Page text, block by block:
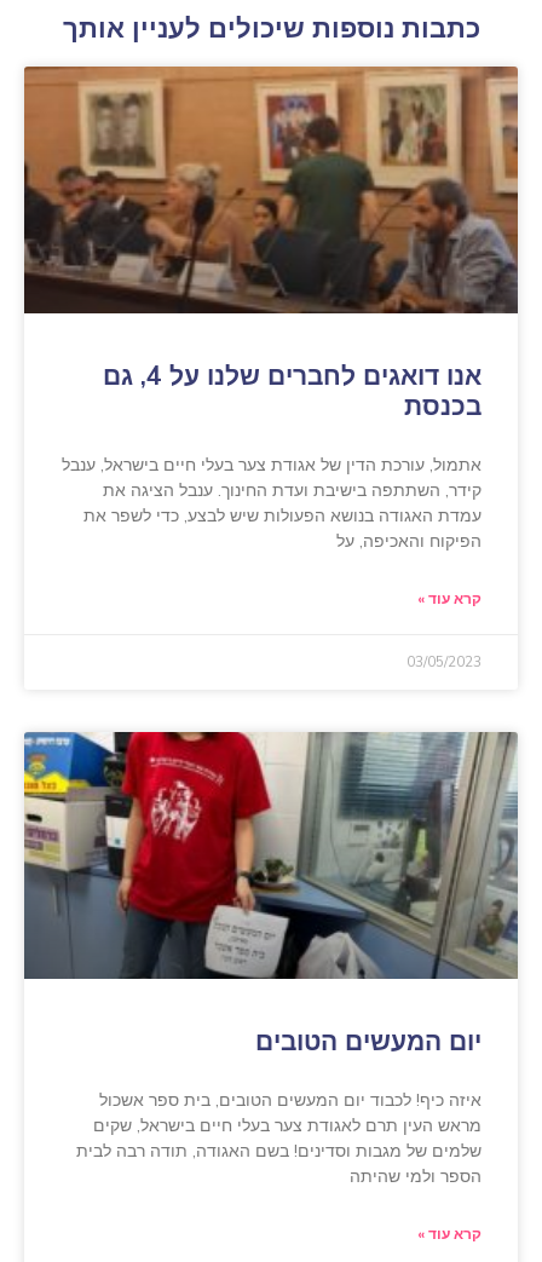
כתבות נוספות שיכולים לעניין אותך
אנו דואגים לחברים שלנו על 4, גם
בכנסת
אתמול, עורכת הדין של אגודת צער בעלי חיים בישראל, ענבל
קידר, השתתפה בישיבת ועדת החינוך. ענבל הציגה את
עמדת האגודה בנושא הפעולות שיש לבצע, כדי לשפר את
הפיקוח והאכיפה, על
קרא עוד »
03/05/2023
יום המעשים הטובים
איזה כיף! לכבוד יום המעשים הטובים, בית ספר אשכול
מראש העין תרם לאגודת צער בעלי חיים בישראל, שקים
שלמים של מגבות וסדינים! בשם האגודה, תודה רבה לבית
הספר ולמי שהיתה
קרא עוד »